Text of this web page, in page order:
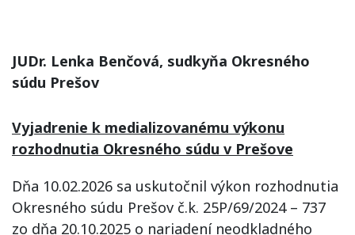
JUDr. Lenka Benčová, sudkyňa Okresného
súdu Prešov
Vyjadrenie k medializovanému výkonu
rozhodnutia Okresného súdu v Prešove
Dňa 10.02.2026 sa uskutočnil výkon rozhodnutia
Okresného súdu Prešov č.k. 25P/69/2024 – 737
zo dňa 20.10.2025 o nariadení neodkladného